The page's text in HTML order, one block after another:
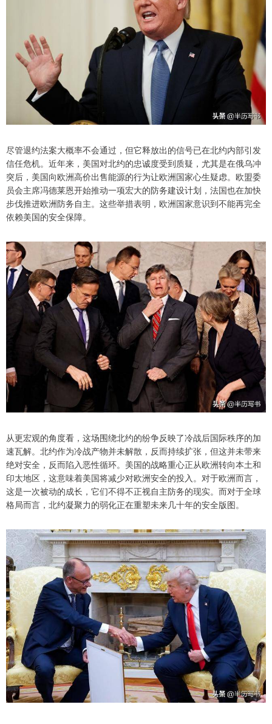
尽管退约法案大概率不会通过，但它释放出的信号已在北约内部引发
信任危机。近年来，美国对北约的忠诚度受到质疑，尤其是在俄乌冲
突后，美国向欧洲高价出售能源的行为让欧洲国家心生疑虑。欧盟委
员会主席冯德莱恩开始推动一项宏大的防务建设计划，法国也在加快
步伐推进欧洲防务自主。这些举措表明，欧洲国家意识到不能再完全
依赖美国的安全保障。
从更宏观的角度看，这场围绕北约的纷争反映了冷战后国际秩序的加
速瓦解。北约作为冷战产物并未解散，反而持续扩张，但这并未带来
绝对安全，反而陷入恶性循环。美国的战略重心正从欧洲转向本土和
印太地区，这意味着美国将减少对欧洲安全的投入。对于欧洲而言，
这是一次被动的成长，它们不得不正视自主防务的现实。而对于全球
格局而言，北约凝聚力的弱化正在重塑未来几十年的安全版图。